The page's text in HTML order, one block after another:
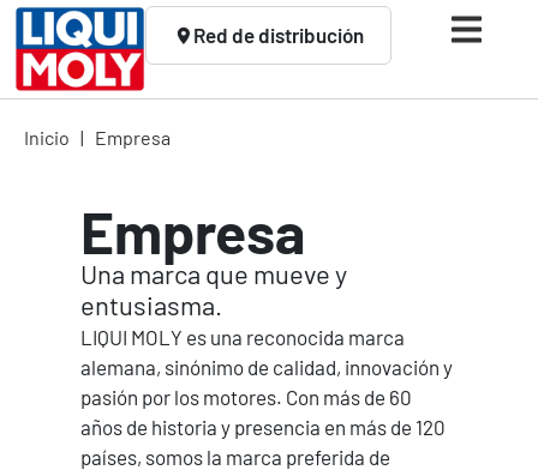
Red de distribución
Inicio | Empresa
Empresa
Una marca que mueve y
entusiasma.
LIQUI MOLY es una reconocida marca
alemana, sinónimo de calidad, innovación y
pasión por los motores. Con más de 60
años de historia y presencia en más de 120
países, somos la marca preferida de